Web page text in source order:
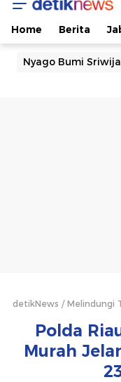
Home Berita
Nyago Bumi
detikNews Melindungi
Polda
Murah